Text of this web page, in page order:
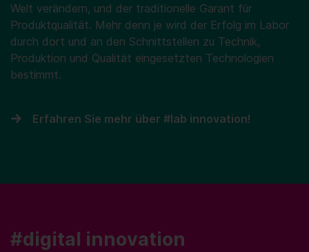
Welt verändern, und der traditionelle Garant für
Produktqualität. Mehr denn je wird der Erfolg im Labor
durch dort und an den Schnittstellen zu Technik,
Produktion und Qualität eingesetzten Technologien
bestimmt.
Erfahren Sie mehr über #lab innovation!
#digital innovation